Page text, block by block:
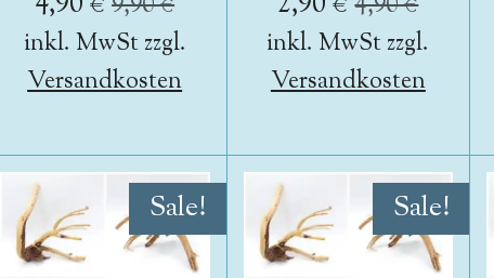
inkl. MwSt zzgl.
Versandkosten
inkl. MwSt zzgl.
Versandkosten
Sale! Sale!